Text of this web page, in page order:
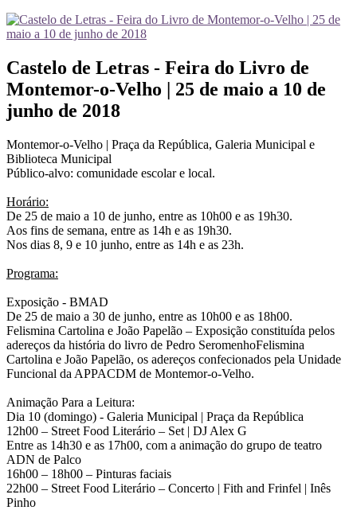
Castelo de Letras - Feira do Livro de
Montemor-o-Velho | 25 de maio a 10 de
junho de 2018
Montemor-o-Velho | Praça da República, Galeria Municipal e
Biblioteca Municipal
Público-alvo: comunidade escolar e local.
Horário:
De 25 de maio a 10 de junho, entre as 10h00 e as 19h30.
Aos fins de semana, entre as 14h e as 19h30.
Nos dias 8, 9 e 10 junho, entre as 14h e as 23h.
Programa:
Exposição - BMAD
De 25 de maio a 30 de junho, entre as 10h00 e as 18h00.
Felismina Cartolina e João Papelão – Exposição constituída pelos
adereços da história do livro de Pedro SeromenhoFelismina
Cartolina e João Papelão, os adereços confecionados pela Unidade
Funcional da APPACDM de Montemor-o-Velho.
Animação Para a Leitura:
Dia 10 (domingo) - Galeria Municipal | Praça da República
12h00 – Street Food Literário – Set | DJ Alex G
Entre as 14h30 e as 17h00, com a animação do grupo de teatro
ADN de Palco
16h00 – 18h00 – Pinturas faciais
22h00 – Street Food Literário – Concerto | Fith and Frinfel | Inês
Pinho